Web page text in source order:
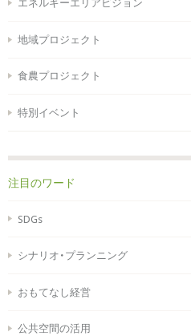
エネルギーエリアビジョン
地域プロジェクト
食農プロジェクト
特別イベント
注目のワード
SDGs
シナリオ・プランニング
おもてなし経営
公共空間の活用